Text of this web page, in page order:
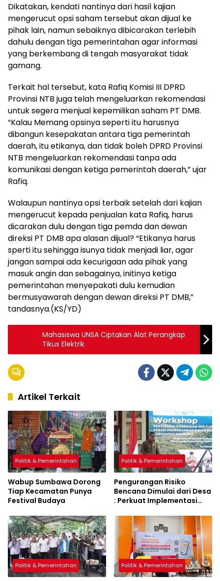
Dikatakan, kendati nantinya dari hasil kajian
mengerucut opsi saham tersebut akan dijual ke
pihak lain, namun sebaiknya dibicarakan terlebih
dahulu dengan tiga pemerintahan agar informasi
yang berkembang di tengah masyarakat tidak
gamang.
Terkait hal tersebut, kata Rafiq Komisi III DPRD
Provinsi NTB juga telah mengeluarkan rekomendasi
untuk segera menjual kepemilikan saham PT DMB.
“Kalau Memang opsinya seperti itu harusnya
dibangun kesepakatan antara tiga pemerintah
daerah, itu etikanya, dan tidak boleh DPRD Provinsi
NTB mengeluarkan rekomendasi tanpa ada
komunikasi dengan ketiga pemerintah daerah,” ujar
Rafiq.
Walaupun nantinya opsi terbaik setelah dari kajian
mengerucut kepada penjualan kata Rafiq, harus
dicarakan dulu dengan tiga pemda dan dewan
direksi PT DMB apa alasan dijual? “Etikanya harus
sperti itu sehingga isunya tidak menjadi liar, agar
jangan sampai ada kecurigaan ada pihak yang
masuk angin dan sebagainya, initinya ketiga
pemerintahan menyepakati dulu kemudian
bermusyawarah dengan dewan direksi PT DMB,”
tandasnya.(KS/YD)
Mahasiswa UNSA Ciptakan Alat Perangkap
Tikus Elektrik
Artikel Terkait
Politik & Pemerintahan
Wabup Sumbawa Dorong
Tiap Kecamatan Punya
Festival Budaya
Politik & Pemerintahan
Pengurangan Risiko
Bencana Dimulai dari Desa
: Perkuat Implementasi
Politik & Pemerintahan Politik & Pemerintahan